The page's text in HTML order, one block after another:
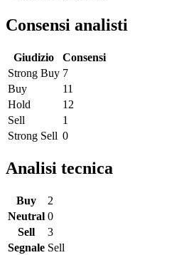
Consensi analisti
Giudizio
Consensi
Strong Buy 7
Buy
11
Hold
12
Sell
1
Strong Sell 0
Analisi tecnica
Buy
2
Neutral 0
Sell
3
Segnale Sell